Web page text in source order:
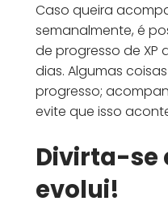
Caso queira
semanalmente, é
de progresso de XP
dias. Algumas
progresso;
evite que isso
Divirta-se
evolui!